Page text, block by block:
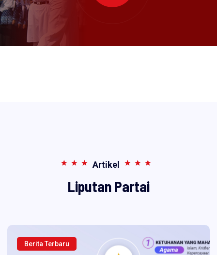
Artikel
Liputan Partai
Berita Terbaru